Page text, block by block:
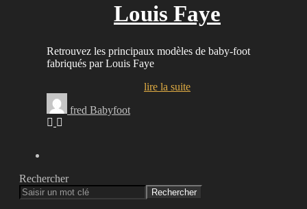
Louis Faye
Retrouvez les principaux modèles de baby-foot
fabriqués par Louis Faye
lire la suite
fred Babyfoot
Rechercher
Rechercher